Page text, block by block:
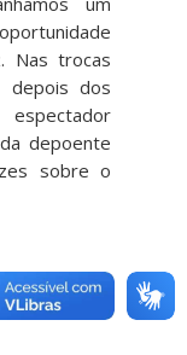
Nas trocas
depois dos
depoente
sobre o